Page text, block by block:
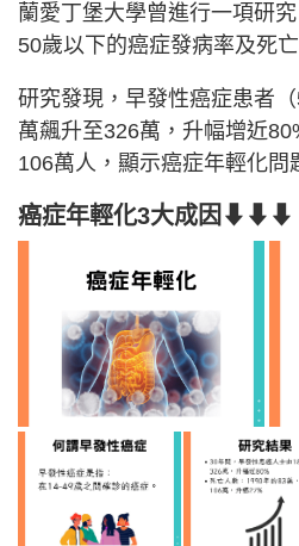
蘭愛丁堡大學曾進行一項研
50歲以下的癌症發病率及死亡
研究發現，早發性癌症患者
萬飆升至326萬，升幅增近
106萬人，顯示癌症年輕化問
癌症年輕化3大成因⬇⬇⬇